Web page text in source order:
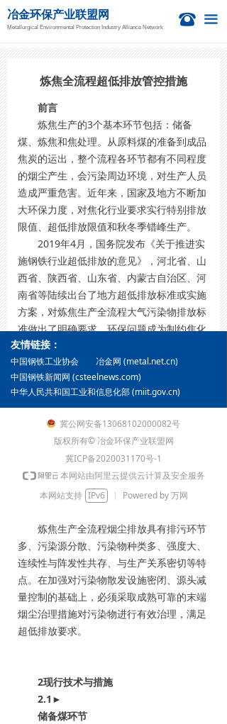
冶金环保产业联盟网
Metallurgical Environmental Protection Industry Alliance Network 뀰 끀
首页
新闻资讯
冶金活动
钙业中心
技术信息
项目信息
国际新闻
关于我们
炼焦全流程超低排放管控措施
前言
炼焦生产的3个基本环节包括：储备
煤、炼焦和焦处理。从原料煤的准备到成品
焦炭的运出，整个流程各环节都有不同程度
的烟尘产生，会污染周边环境，对生产人员
造成严重危害。近年来，国家及地方不断加
大环保力度，对焦化行业要求实行特别排放
限值、超低排放限值和秋冬季错峰生产。
2019年4月，国务院发布《关于推进实
施钢铁行业超低排放的意见》，河北省、山
西省、陕西省、山东省、内蒙古自治区、河
南省等陆续出台了地方超低排放标准或实施
方案，对炼焦生产全流程大气污染物排放标
准做出了明确要求。环保问题成为制约焦化
企业能否正常、连续、稳定生产的关键因
素。国家及部分地方炼焦生产大气污染物排
放标准见表1。
放标准
炼焦生产全流程烟尘排放具有排污环节
多、污染源分散、污染物种类多、强度大、
连续性与阵发性共存、与生产关系密切等特
点。在加强对污染物散发设施密闭、源头减
量控制的基础上，必须采取成熟可靠的末端
烟尘治理措施对污染物进行有效治理，满足
超低排放要求。
2现行技术与措施
2.1 ►
储备煤环节
友情链接：
中国钢铁工业协会
冶金网 (metal.net.cn)
中国钢铁新闻网 (csteelnews.com)
中华人民共和国工业和信息化部 (miit.gov.cn)
冀公网安备13068102000082号
版权所有© 冶金环保产业联盟网
冀ICP备2020031170号-1
本网站由阿里云提供云计算及安全服务
本网站支持 IPv6 Powered by 万网